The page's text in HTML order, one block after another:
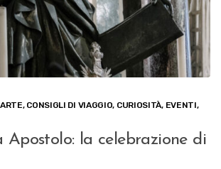
ARTE, CONSIGLI DI VIAGGIO, CURIOSITÀ, EVENTI,
Apostolo: la celebrazione di